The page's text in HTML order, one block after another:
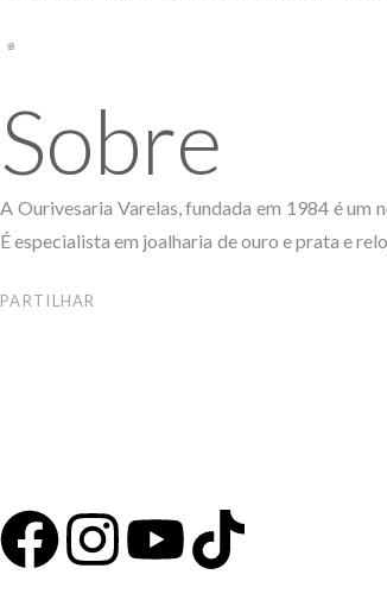
Sobre
A Ourivesaria Varelas, fundada em 1984 é um
É especialista em joalharia de ouro e prata e
PARTILHAR